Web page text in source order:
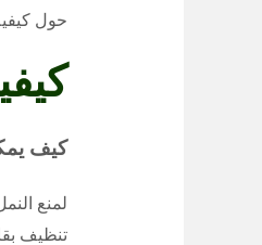
حول
كيف
لمنع
تنظيف